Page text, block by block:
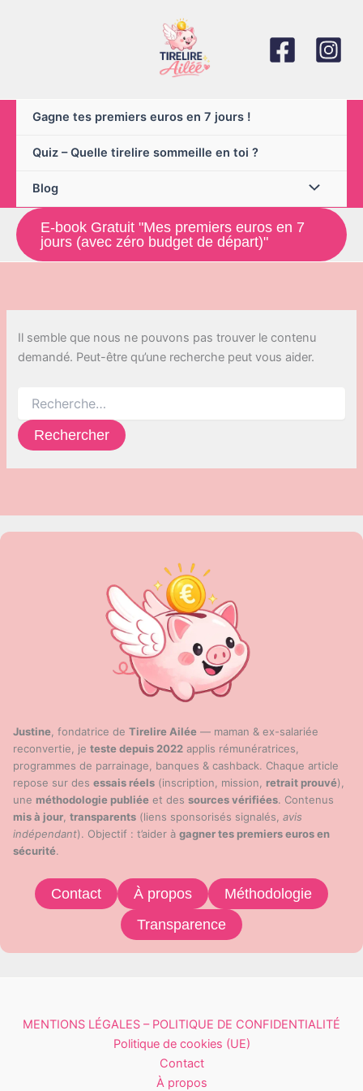
Gagne tes premiers euros en 7 jours !
Quiz – Quelle tirelire sommeille en toi ?
Blog
E-book Gratuit "Mes premiers euros en 7
jours (avec zéro budget de départ)"
Il semble que nous ne pouvons pas trouver le contenu
demandé. Peut-être qu’une recherche peut vous aider.
Justine, fondatrice de Tirelire Ailée — maman & ex-salariée
reconvertie, je teste depuis 2022 applis rémunératrices,
programmes de parrainage, banques & cashback. Chaque article
repose sur des essais réels (inscription, mission, retrait prouvé),
une méthodologie publiée et des sources vérifiées. Contenus
mis à jour, transparents (liens sponsorisés signalés, avis
indépendant). Objectif : t’aider à gagner tes premiers euros en
sécurité.
Contact À propos
Méthodologie
Transparence
MENTIONS LÉGALES – POLITIQUE DE CONFIDENTIALITÉ
Politique de cookies (UE)
Contact
À propos